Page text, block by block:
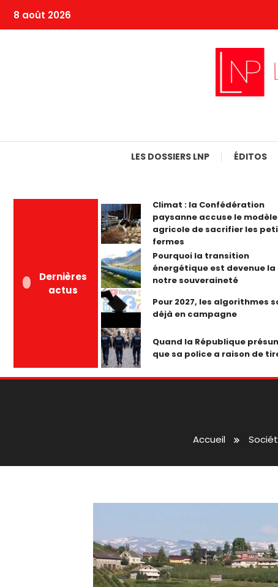
8 août 2026
LES DOSSIERS LNP ÉDITOS
Dernières
actus
Climat : la Confédération
paysanne accuse le modèle
agricole de sacrifier les
fermes
Pourquoi la transition
énergétique est devenue la
notre souveraineté
Pour 2027, les algorithmes
déjà en campagne
Quand la République
que sa police a raison de
Accueil